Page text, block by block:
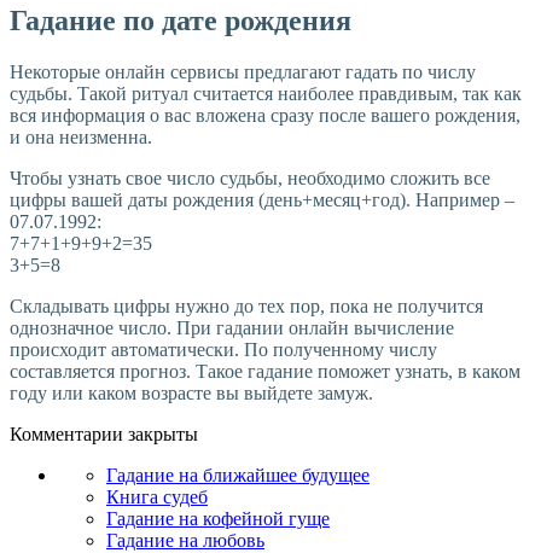
Гадание по дате рождения
Некоторые онлайн сервисы предлагают гадать по числу
судьбы. Такой ритуал считается наиболее правдивым, так как
вся информация о вас вложена сразу после вашего рождения,
и она неизменна.
Чтобы узнать свое число судьбы, необходимо сложить все
цифры вашей даты рождения (день+месяц+год). Например –
07.07.1992:
7+7+1+9+9+2=35
3+5=8
Складывать цифры нужно до тех пор, пока не получится
однозначное число. При гадании онлайн вычисление
происходит автоматически. По полученному числу
составляется прогноз. Такое гадание поможет узнать, в каком
году или каком возрасте вы выйдете замуж.
Комментарии закрыты
Гадание на ближайшее будущее
Книга судеб
Гадание на кофейной гуще
Гадание на любовь